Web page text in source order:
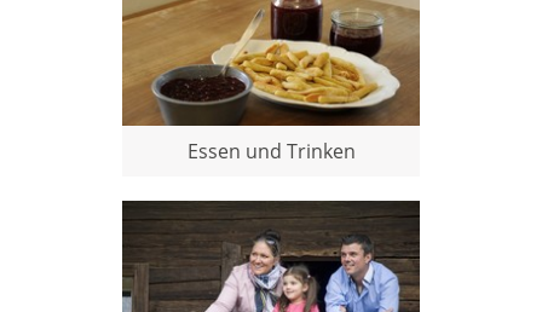
Essen und Trinken